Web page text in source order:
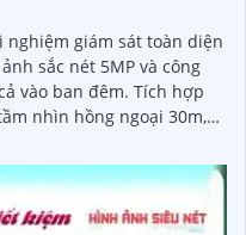
nghiệm giám sát toàn diện
sắc nét 5MP và công
đêm. Tích hợp
nhìn hồng ngoại 30m,